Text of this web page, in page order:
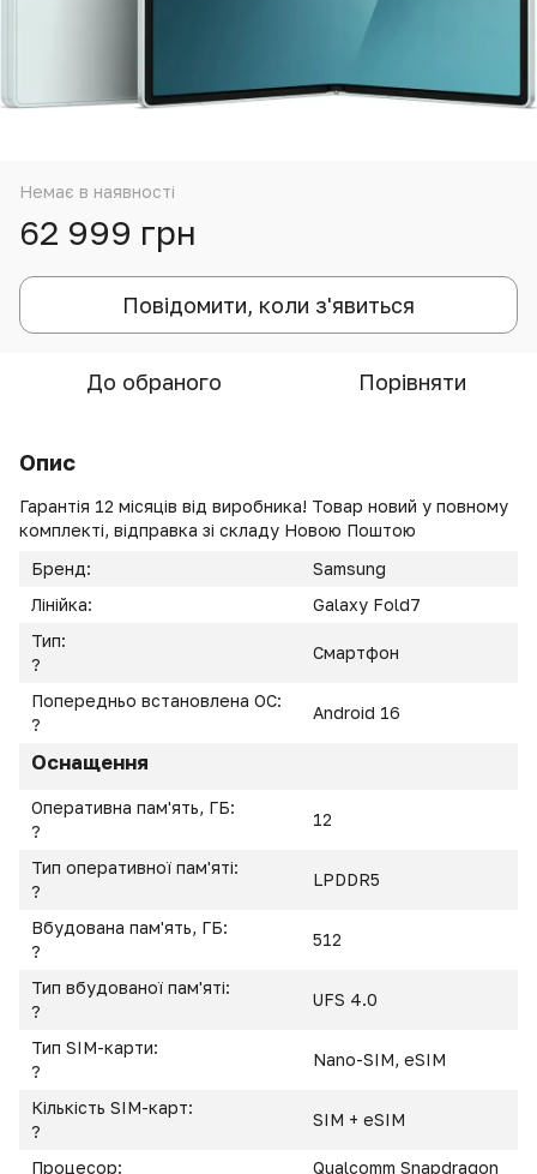
Немає в наявності
62 999 грн
Повідомити, коли з'явиться
До обраного Порівняти
Опис
Гарантія 12 місяців від виробника! Товар новий у повному
комплекті, відправка зі складу Новою Поштою
Бренд:
Samsung
Лінійка:
Galaxy Fold7
Тип:
?
Смартфон
Попередньо встановлена ОС:
?
Android 16
Оснащення
Оперативна пам'ять, ГБ:
?
12
Тип оперативної пам'яті:
?
LPDDR5
Вбудована пам'ять, ГБ:
?
512
Тип вбудованої пам'яті:
?
UFS 4.0
Тип SIM-карти:
?
Nano-SIM, eSIM
Кількість SIM-карт:
?
SIM + eSIM
Процесор:
Qualcomm Snapdragon